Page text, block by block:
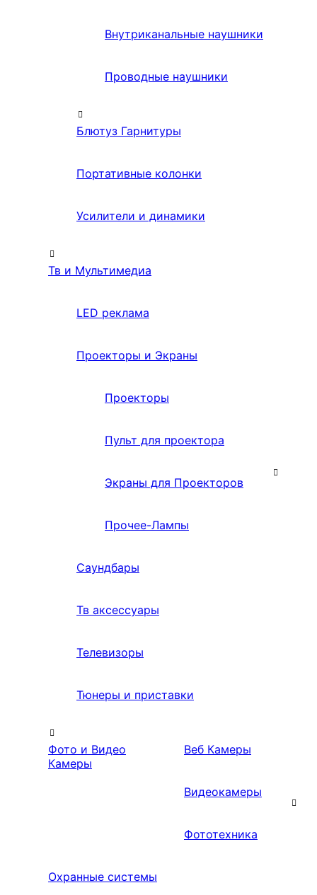
Внутриканальные наушники
Проводные наушники
Блютуз Гарнитуры
Портативные колонки
Усилители и динамики
Тв и Мультимедиа
LED реклама
Проекторы и Экраны
Проекторы
Пульт для проектора
Экраны для Проекторов
Прочее-Лампы
Саундбары
Тв аксессуары
Телевизоры
Тюнеры и приставки
Фото и Видео
Камеры
Веб Камеры
Видеокамеры
Фототехника
Охранные системы